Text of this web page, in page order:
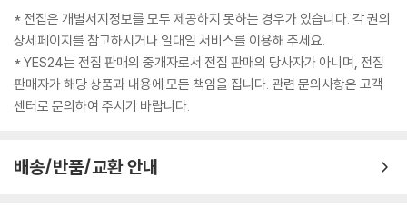
으로 바꾸고, 그림도 그에 맞춰 모두 다시 그렸습니다. 글도 덜어 낼 수 있
는 부분은 최대한 덜어 내고 다시 다듬었습니다. 어깨에 힘을 빼고 고쳐 쓴
글과 고쳐 그린 그림은 어린이들이 새롭게 열어 갈 세상처럼 밝고 환합니
다.
〈나로와 펄럭이의 모험〉 세 번째 이야기 《꿈 공장을 지켜라!》도 글을 다듬
고 그림을 고쳐 그리는 작업을 모두 마치고 출간을 앞두고 있습니다. 어린
다면, 나로와 펄럭이의 또 다른 모험도 만나게 될지 모릅니다. 작가의 전작
* 전집은 개별서지정보를 모두 제공하지 못하는 경우가 있습니다. 각 권의
상세페이지를 참고하시거나 일대일 서비스를 이용해 주세요.
* YES24는 전집 판매의 중개자로서 전집 판매의 당사자가 아니며, 전집
판매자가 해당 상품과 내용에 모든 책임을 집니다. 관련 문의사항은 고객
센터로 문의하여 주시기 바랍니다.
배송/반품/교환 안내